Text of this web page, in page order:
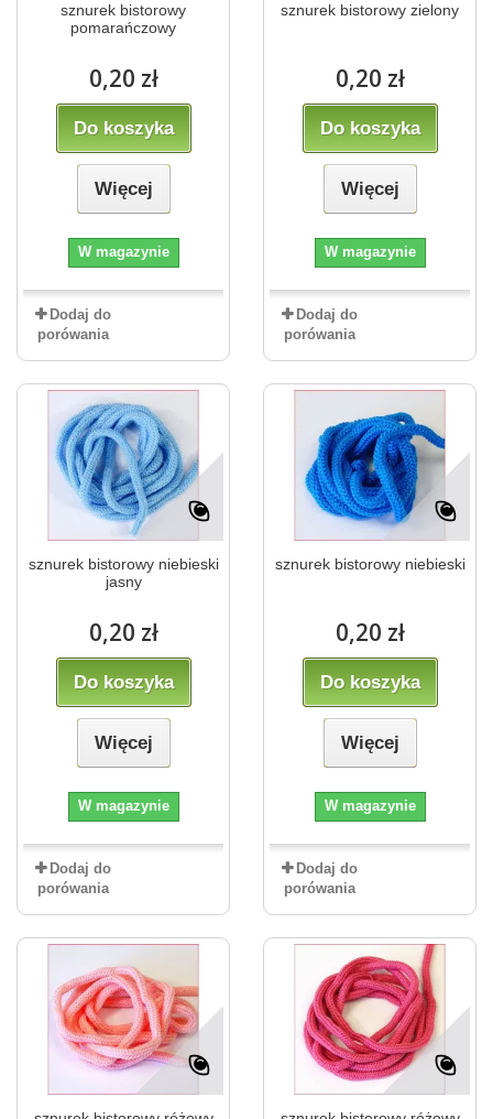
sznurek bistorowy
pomarańczowy
0,20 zł
Do koszyka
Więcej
W magazynie
Dodaj do
porówania
sznurek bistorowy zielony
0,20 zł
Do koszyka
Więcej
W magazynie
Dodaj do
porówania
sznurek bistorowy niebieski
jasny
0,20 zł
Do koszyka
Więcej
W magazynie
Dodaj do
porówania
sznurek bistorowy niebieski
0,20 zł
Do koszyka
Więcej
W magazynie
Dodaj do
porówania